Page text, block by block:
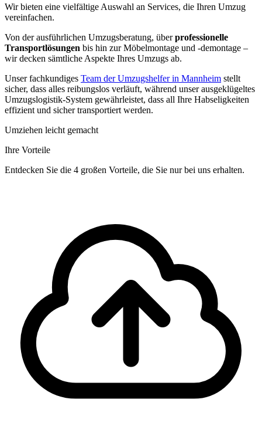
Wir bieten eine vielfältige Auswahl an Services, die Ihren Umzug
vereinfachen.
Von der ausführlichen Umzugsberatung, überprofessionelle
Transportlösungen bis hin zur Möbelmontage und -demontage –
wir decken sämtliche Aspekte Ihres Umzugs ab.
Unser fachkundiges Team der Umzugshelfer in Mannheim stellt
sicher, dass alles reibungslos verläuft, während unser ausgeklügeltes
Umzugslogistik-System gewährleistet, dass all Ihre Habseligkeiten
effizient und sicher transportiert werden.
Umziehen leicht gemacht
Ihre Vorteile
Entdecken Sie die 4 großen Vorteile, die Sie nur bei uns erhalten.